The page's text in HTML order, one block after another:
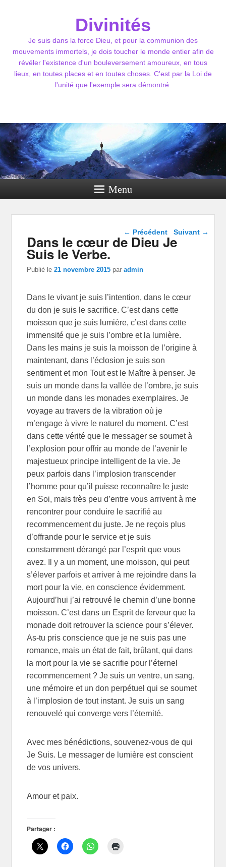
Divinités
Je suis dans la force Dieu, et pour la communion des
mouvements immortels, je dois toucher le monde entier afin de
révéler l'existence d'un bouleversement amoureux, en tous
lieux, en toutes places et en toutes choses. C'est par la Loi de
l'unité que l'exemple sera démontré.
Menu
Navigation dans les
← Précédent Suivant →
Dans le cœur de Dieu Je
Suis le Verbe.
Publié le21 novembre 2015 paradmin
Dans le vivant je suis l’intention, dans le cœur
du don je suis le sacrifice. C’est dans cette
moisson que je suis lumière, c’est dans cette
immensité que je suis l’ombre et la lumière.
Dans les mains je suis la moisson de l’origine à
maintenant, dans l’éclosion je suis son
sentiment et mon Tout est le Maître à penser. Je
suis un monde dans la vallée de l’ombre, je suis
un monde dans les monades exemplaires. Je
voyage au travers de la vibration où je
m’engage à vivre le naturel du moment. C’est
dans cette vérité que le messager se soumet à
l’explosion pour offrir au monde de l’avenir le
majestueux principe intelligent de la vie. Je
peux parfois dans l’implosion transcender
l’homme pour qu’il puisse reconnaître le juste
en Soi, mais très peu d’entre vous arrivent à me
rencontrer pour conduire le sacrifié au
recommencement du juste. Je ne reçois plus
d’offrande pour le service et je suis
constamment dérangé par l’esprit que vous
avez. Il y a un moment, une moisson, qui peut
s’élever parfois et arriver à me rejoindre dans la
mort pour la vie, en conscience évidemment.
Aujourd’hui j’ai retrouvé le chemin d’une bonne
moisson. C’est dans un Esprit de ferveur que la
monade doit retrouver la science pour s’élever.
As-tu pris conscience que je ne suis pas une
romance, mais un état de fait, brûlant, qui dans
la mort pour la vie se sacrifie pour l’éternel
recommencement ? Je suis un ventre, un sang,
une mémoire et un don perpétuel qui se soumet
à l’implosion de tout instant. Je suis un sang
renouvelé qui converge vers l’éternité.
Avec mes bénédictions, souvenez-vous de qui
Je Suis. Le messager de lumière est conscient
de vos univers.
Amour et paix.
Partager :